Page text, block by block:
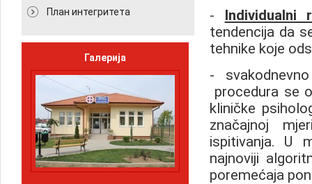
План интегритета
Галерија
- Individualni
tendencija da
tehnike koje
-
procedura se
kliničke
značajnoj
ispitivanja. U
najnoviji
poremećaja